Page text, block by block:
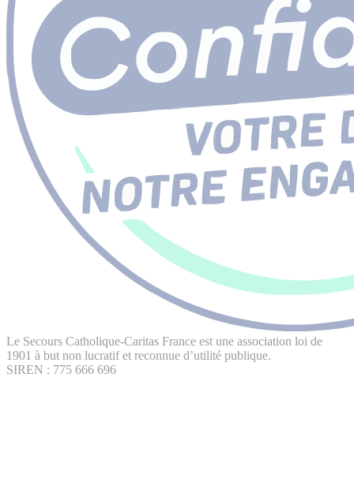
Le Secours Catholique-Caritas France est une association loi de
1901 à but non lucratif et reconnue d’utilité publique.
SIREN : 775 666 696